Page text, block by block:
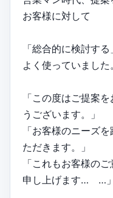
お客様に対して
「総合的に検討す
よく使っていました。
「この度はご提案
うございます。」
「お客様のニーズ
ただきます。」
「これもお客様の
申し上げます… …」